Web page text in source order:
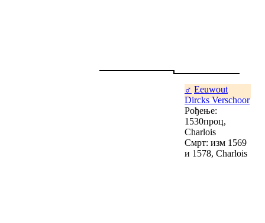
♂ Eeuwout
Dircks Verschoor
Рођење:
1530проц,
Charlois
Смрт: изм 1569
и 1578, Charlois